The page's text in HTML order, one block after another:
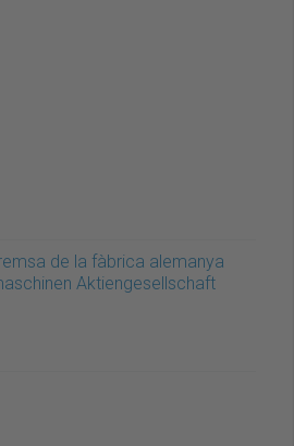
de la fàbrica alemanya
Aktiengesellschaft